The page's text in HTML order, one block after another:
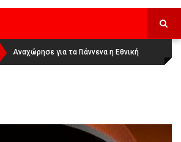
Οι Πάνθηρες Καβάλας στην Women
Basketball League 1
Αναχώρησε για τα Γιάννενα η Εθνική
Γυναικών: